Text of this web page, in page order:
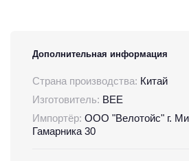
Дополнительная информация
Страна производства: Китай
Изготовитель: BEE
Импортёр: ООО "Велотойс" г.
Гамарника 30